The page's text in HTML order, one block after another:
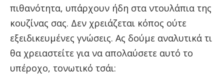
πιθανότητα, υπάρχουν ήδη στα ντουλάπια της
κουζίνας σας. Δεν χρειάζεται κόπος ούτε
εξειδικευμένες γνώσεις. Ας δούμε αναλυτικά τι
θα χρειαστείτε για να απολαύσετε αυτό το
υπέροχο, τονωτικό τσάι: